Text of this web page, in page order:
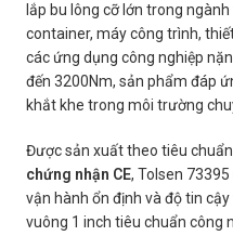
lắp bu lông cỡ lớn trong
container, máy công trình,
các ứng dụng công nghiệp
đến 3200Nm, sản phẩm đáp
khắt khe trong môi trường
Được sản xuất theo tiêu
chứng nhận CE, Tolsen
vận hành ổn định và độ tin
vuông 1 inch tiêu chuẩn công